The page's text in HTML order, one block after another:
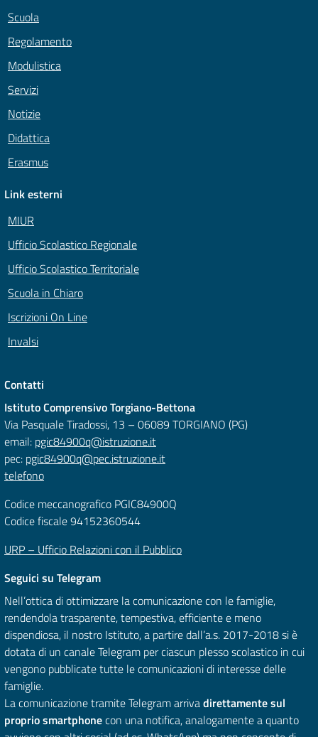
Scuola
Regolamento
Modulistica
Servizi
Notizie
Didattica
Erasmus
Link esterni
MIUR
Ufficio Scolastico Regionale
Ufficio Scolastico Territoriale
Scuola in Chiaro
Iscrizioni On Line
Invalsi
Contatti
Istituto Comprensivo Torgiano-Bettona
Via Pasquale Tiradossi, 13 – 06089 TORGIANO (PG)
email: pgic84900q@istruzione.it
pec: pgic84900q@pec.istruzione.it
telefono
Codice meccanografico PGIC84900Q
Codice fiscale 94152360544
URP – Ufficio Relazioni con il Pubblico
Seguici su Telegram
Nell’ottica di ottimizzare la comunicazione con le famiglie,
rendendola trasparente, tempestiva, efficiente e meno
dispendiosa, il nostro Istituto, a partire dall’a.s. 2017-2018 si è
dotata di un canale Telegram per ciascun plesso scolastico in cui
vengono pubblicate tutte le comunicazioni di interesse delle
famiglie.
La comunicazione tramite Telegram arrivadirettamente sul
proprio smartphonecon una notifica, analogamente a quanto